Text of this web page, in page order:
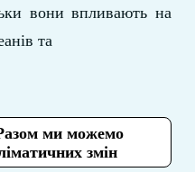
вони впливають на
та
ми можемо
змін